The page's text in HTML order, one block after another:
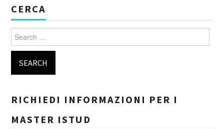
CERCA
Search for:
RICHIEDI INFORMAZIONI PER I
MASTER ISTUD